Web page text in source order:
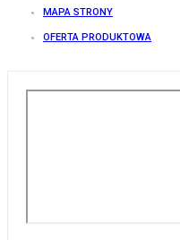
MAPA STRONY
OFERTA PRODUKTOWA